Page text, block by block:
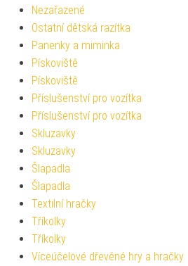
Nezařazené
Ostatní dětská razítka
Panenky a miminka
Pískoviště
Pískoviště
Příslušenství pro vozítka
Příslušenství pro vozítka
Skluzavky
Skluzavky
Šlapadla
Šlapadla
Textilní hračky
Tříkolky
Tříkolky
Víceúčelové dřevěné hry a hračky